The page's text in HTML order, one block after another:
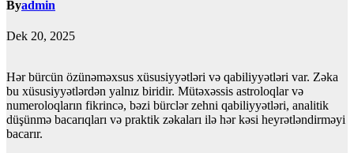
Byadmin
Dek 20, 2025
Hər bürcün özünəməxsus xüsusiyyətləri və qabiliyyətləri var. Zəka
bu xüsusiyyətlərdən yalnız biridir. Mütəxəssis astroloqlar və
numeroloqların fikrincə, bəzi bürclər zehni qabiliyyətləri, analitik
düşünmə bacarıqları və praktik zəkaları ilə hər kəsi heyrətləndirməyi
bacarır.